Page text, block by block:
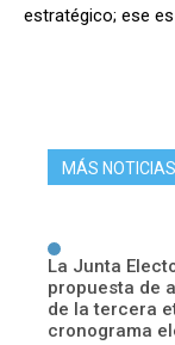
estratégico; ese
MÁS NOTICIAS
La Junta
propuesta de
de la tercera
cronograma